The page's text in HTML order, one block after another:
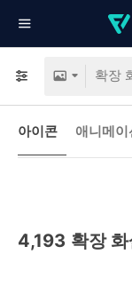
아이콘 애니메
4,193 확장